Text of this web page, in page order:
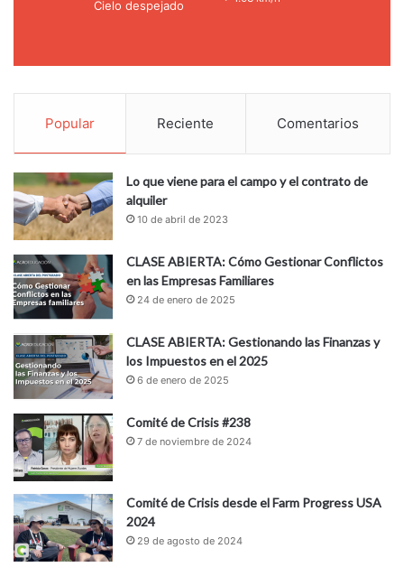
Cielo despejado
Popular Reciente Comentarios
Lo que viene para el campo y el contrato de
alquiler
10 de abril de 2023
CLASE ABIERTA: Cómo Gestionar Conflictos
en las Empresas Familiares
24 de enero de 2025
CLASE ABIERTA: Gestionando las Finanzas y
los Impuestos en el 2025
6 de enero de 2025
Comité de Crisis #238
7 de noviembre de 2024
Comité de Crisis desde el Farm Progress USA
2024
29 de agosto de 2024